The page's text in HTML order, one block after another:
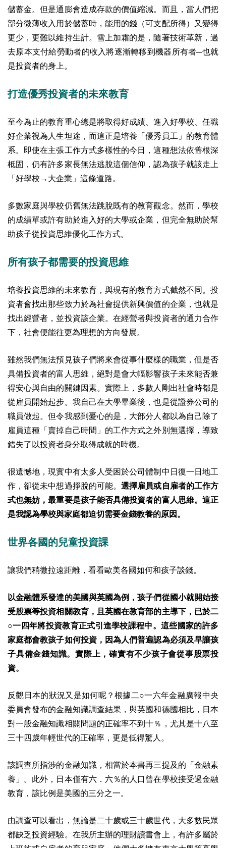
儲蓄金。但是通膨會造成存款的價值縮減。而且，當人們把
部分微薄收入用於儲蓄時，能用的錢（可支配所得）又變得
更少，更難以維持生計。雪上加霜的是，隨著技術革新，過
去原本支付給勞動者的收入將逐漸轉移到機器所有者─也就
是投資者的身上。
打造優秀投資者的未來教育
至今為止的教育重心總是將取得好成績、進入好學校、任職
好企業視為人生坦途，而這正是培養「優秀員工」的教育體
系。即使在主張工作方式多樣性的今日，這種想法依舊根深
柢固，仍有許多家長無法逃脫這個信仰，認為孩子就該走上
「好學校→大企業」這條道路。
多數家庭與學校仍舊無法跳脫既有的教育觀念。然而，學校
的成績單或許有助於進入好的大學或企業，但完全無助於幫
助孩子從投資思維優化工作方式。
所有孩子都需要的投資思維
培養投資思維的未來教育，與現有的教育方式截然不同。投
資者會找出那些致力於為社會提供新興價值的企業，也就是
找出經營者，並投資該企業。在經營者與投資者的通力合作
下，社會便能往更為理想的方向發展。
雖然我們無法預見孩子們將來會從事什麼樣的職業，但是否
具備投資者的富人思維，絕對是會大幅影響孩子未來能否兼
得安心與自由的關鍵因素。實際上，多數人剛出社會時都是
從雇員開始起步。我自己在大學畢業後，也是從證券公司的
職員做起。但令我感到憂心的是，大部分人都以為自己除了
雇員這種「賣掉自己時間」的工作方式之外別無選擇，導致
錯失了以投資者身分取得成就的時機。
很遺憾地，現實中有太多人受困於公司體制中日復一日地工
作，卻從未中想過掙脫的可能。選擇雇員或自雇者的工作方
式也無妨，最重要是孩子能否具備投資者的富人思維。這正
是我認為學校與家庭都迫切需要金錢教養的原因。
世界各國的兒童投資課
讓我們稍微拉遠距離，看看歐美各國如何和孩子談錢。
以金融體系發達的美國與英國為例，孩子們從國小就開始接
受股票等投資相關教育，且英國在教育部的主導下，已於二
○一四年將投資教育正式引進學校課程中。這些國家的許多
家庭都會教孩子如何投資，因為人們普遍認為必須及早讓孩
子具備金錢知識。實際上，確實有不少孩子會從事股票投
資。
反觀日本的狀況又是如何呢？根據二○一六年金融廣報中央
委員會發布的金融知識調查結果，與英國和德國相比，日本
對一般金融知識相關問題的正確率不到十％，尤其是十八至
三十四歲年輕世代的正確率，更是低得驚人。
該調查所指涉的金融知識，相當於本書再三提及的「金融素
養」。此外，日本僅有六．六％的人口曾在學校接受過金融
教育，該比例是美國的三分之一。
由調查可以看出，無論是二十歲或三十歲世代，大多數民眾
都缺乏投資經驗。在我所主辦的理財讀書會上，有許多屬於